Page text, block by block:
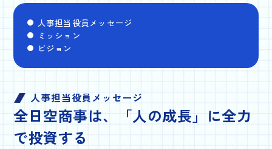
人事担当役員メッセージ
ミッション
ビジョン
人事担当役員メッセージ
全日空商事は、
「人の成長」に全力
で投資する